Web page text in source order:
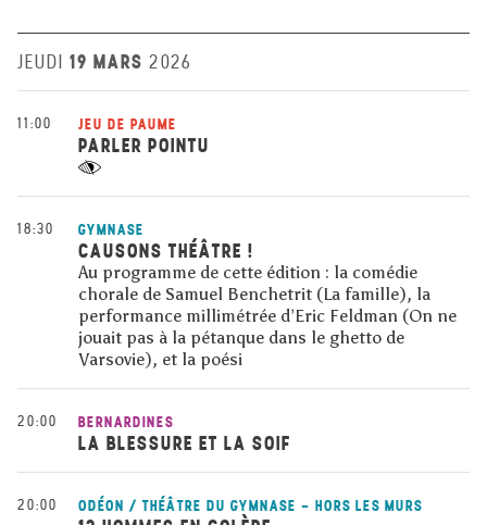
JEUDI 19 MARS 2026
11:00 JEU DE PAUME
PARLER POINTU
18:30 GYMNASE
CAUSONS THÉÂTRE !
Au programme de cette édition : la comédie
chorale de Samuel Benchetrit (La famille), la
performance millimétrée d’Eric Feldman (On ne
jouait pas à la pétanque dans le ghetto de
Varsovie), et la poési
20:00 BERNARDINES
LA BLESSURE ET LA SOIF
20:00 ODÉON / THÉÂTRE DU GYMNASE - HORS LES MURS